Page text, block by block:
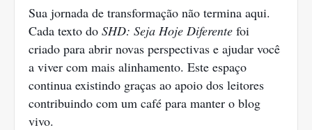
Sua jornada de transformação não termina aqui.
Cada texto do SHD: Seja Hoje Diferente foi
criado para abrir novas perspectivas e ajudar você
a viver com mais alinhamento. Este espaço
continua existindo graças ao apoio dos leitores
contribuindo com um café para manter o blog
vivo.